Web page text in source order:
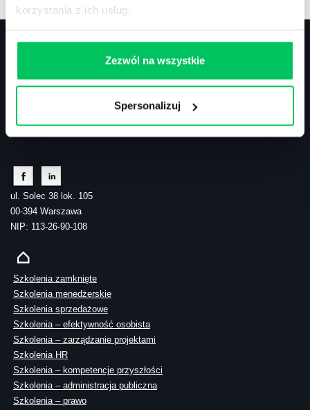
korzystania z ich usług.
Zezwól na wszystkie
Spersonalizuj
Kontakt
tel.: 505 273 550
ul. Solec 38 lok. 105
00-394 Warszawa
NIP: 113-26-90-108
Szkolenia zamknięte
Szkolenia menedżerskie
Szkolenia sprzedażowe
Szkolenia – efektywność osobista
Szkolenia – zarządzanie projektami
Szkolenia HR
Szkolenia – kompetencje przyszłości
Szkolenia – administracja publiczna
Szkolenia – prawo